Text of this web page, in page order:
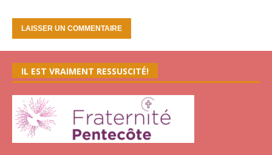
IL EST VRAIMENT RESSUSCITÉ!